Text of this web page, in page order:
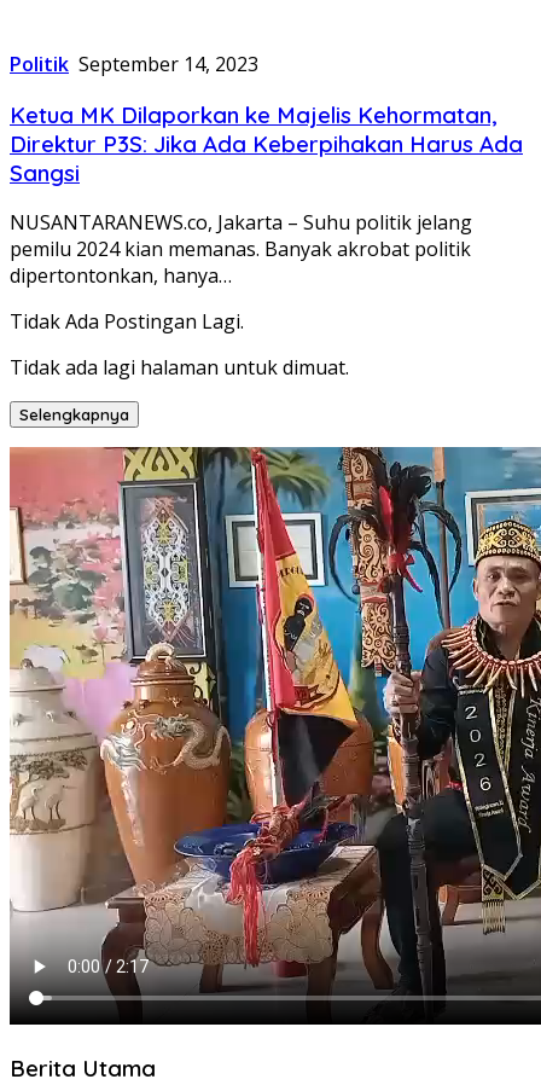
Politik September 14, 2023
Ketua MK Dilaporkan ke Majelis Kehormatan,
Direktur P3S: Jika Ada Keberpihakan Harus Ada
Sangsi
NUSANTARANEWS.co, Jakarta – Suhu politik jelang
pemilu 2024 kian memanas. Banyak akrobat politik
dipertontonkan, hanya…
Tidak Ada Postingan Lagi.
Tidak ada lagi halaman untuk dimuat.
Selengkapnya
Berita Utama